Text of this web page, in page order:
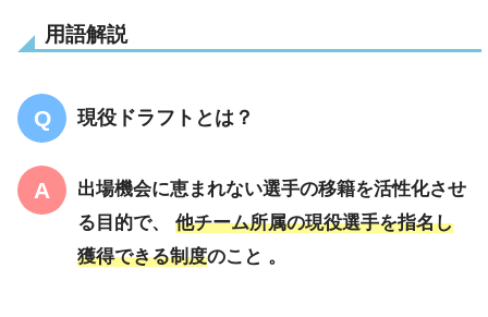
用語解説
現役ドラフトとは？
出場機会に恵まれない選手の移籍を活性化させ
る目的で、 他チーム所属の現役選手を指名し
獲得できる制度のこと 。